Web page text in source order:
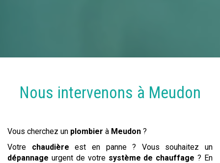
Nous intervenons à Meudon
Vous cherchez un plombier à Meudon ?
Votre chaudière est en panne ? Vous souhaitez un
dépannage urgent de votre système de chauffage ? En